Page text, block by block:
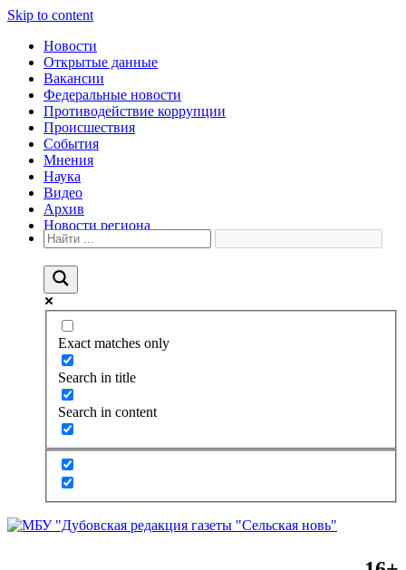
Skip to content
Новости
Открытые данные
Вакансии
Федеральные новости
Противодействие коррупции
Происшествия
События
Мнения
Наука
Видео
Архив
Новости региона
Exact matches only
Search in title
Search in content